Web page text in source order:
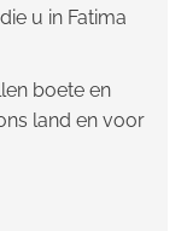
u in Fatima
boete en
land en voor